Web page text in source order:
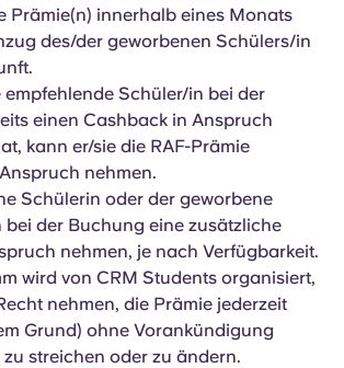
Prämie(n) innerhalb eines Monats
des/der geworbenen Schülers/in
empfehlende Schüler/in bei der
einen Cashback in Anspruch
kann er/sie die RAF-Prämie
nehmen.
Schülerin oder der geworbene
bei der Buchung eine zusätzliche
nehmen, je nach Verfügbarkeit.
wird von CRM Students organisiert,
nehmen, die Prämie jederzeit
Grund) ohne Vorankündigung
streichen oder zu ändern.